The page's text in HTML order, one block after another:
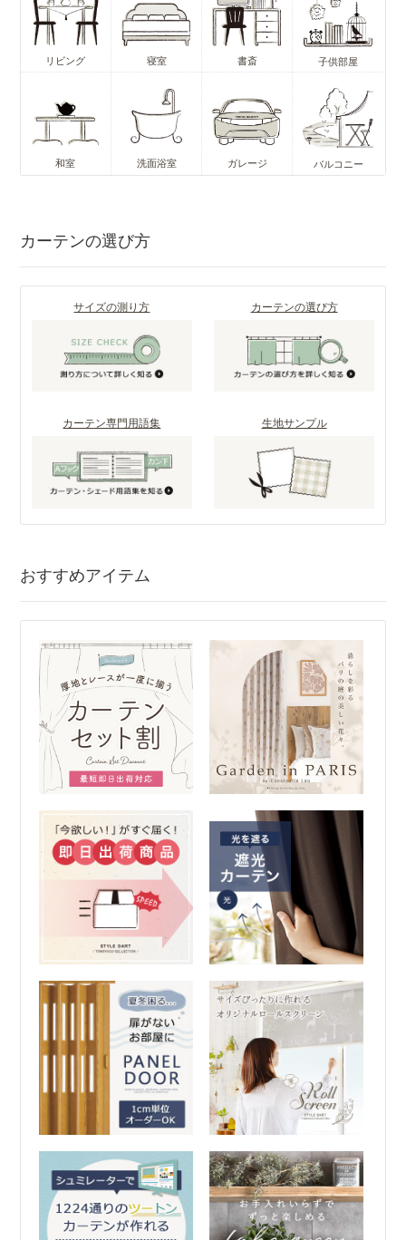
リビング 寝室 書斎 子供部屋
和室 洗面浴室 ガレージ バルコニー
カーテンの選び方
サイズの測り方 カーテンの選び方
カーテン専門用語集 生地サンプル
おすすめアイテム